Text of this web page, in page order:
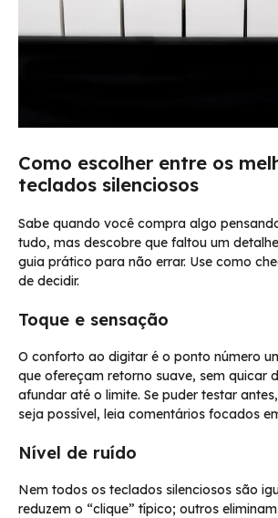
Como escolher entre os
teclados silenciosos
Sabe quando você compra algo
tudo, mas descobre que faltou um
guia prático para não errar. Use como
de decidir.
Toque e sensação
O conforto ao digitar é o ponto número
que ofereçam retorno suave, sem quicar
afundar até o limite. Se puder testar
seja possível, leia comentários focados
Nível de ruído
Nem todos os teclados silenciosos são
reduzem o “clique” típico; outros